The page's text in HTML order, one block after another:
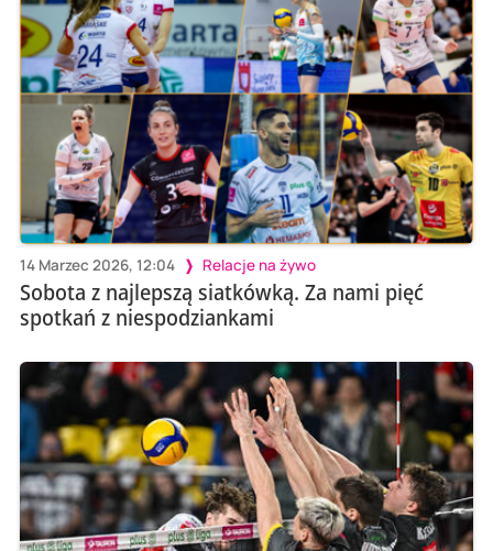
14 Marzec 2026, 12:04 Relacje na żywo
Sobota z najlepszą siatkówką. Za nami pięć
spotkań z niespodziankami